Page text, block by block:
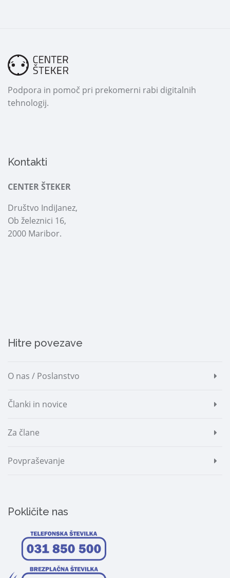
Podpora in pomoč pri prekomerni rabi digitalnih
tehnologij.
Kontakti
CENTER ŠTEKER
Društvo IndiJanez,
Ob železnici 16,
2000 Maribor.
Hitre povezave
O nas / Poslanstvo
Članki in novice
Za člane
Povpraševanje
Pokličite nas